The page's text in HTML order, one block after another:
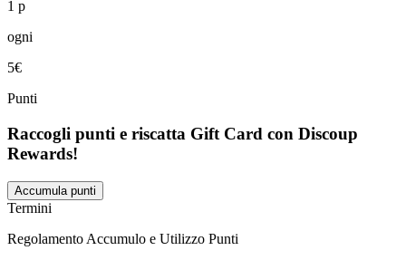
1 p
ogni
5€
Punti
Raccogli punti e riscatta Gift Card con Discoup
Rewards!
Accumula punti
Termini
Regolamento Accumulo e Utilizzo Punti